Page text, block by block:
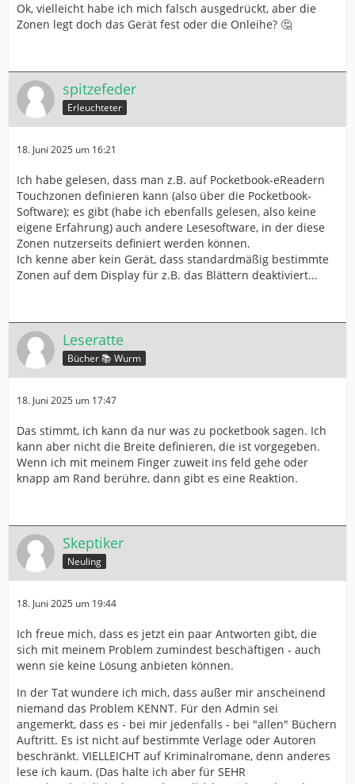
Ok, vielleicht habe ich mich falsch ausgedrückt, aber die
Zonen legt doch das Gerät fest oder die Onleihe? 🤔
spitzefeder
Erleuchteter
18. Juni 2025 um 16:21
Ich habe gelesen, dass man z.B. auf Pocketbook-eReadern
Touchzonen definieren kann (also über die Pocketbook-
Software); es gibt (habe ich ebenfalls gelesen, also keine
eigene Erfahrung) auch andere Lesesoftware, in der diese
Zonen nutzerseits definiert werden können.
Ich kenne aber kein Gerät, dass standardmäßig bestimmte
Zonen auf dem Display für z.B. das Blättern deaktiviert...
Leseratte
Bücher 📚 Wurm
18. Juni 2025 um 17:47
Das stimmt, ich kann da nur was zu pocketbook sagen. Ich
kann aber nicht die Breite definieren, die ist vorgegeben.
Wenn ich mit meinem Finger zuweit ins feld gehe oder
knapp am Rand berühre, dann gibt es eine Reaktion.
Skeptiker
Neuling
18. Juni 2025 um 19:44
Ich freue mich, dass es jetzt ein paar Antworten gibt, die
sich mit meinem Problem zumindest beschäftigen - auch
wenn sie keine Lösung anbieten können.
In der Tat wundere ich mich, dass außer mir anscheinend
niemand das Problem KENNT. Für den Admin sei
angemerkt, dass es - bei mir jedenfalls - bei "allen" Büchern
Auftritt. Es ist nicht auf bestimmte Verlage oder Autoren
beschränkt. VIELLEICHT auf Kriminalromane, denn anderes
lese ich kaum. (Das halte ich aber für SEHR